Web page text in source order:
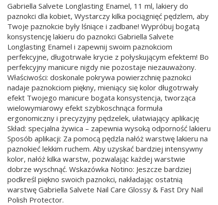
Gabriella Salvete Longlasting Enamel, 11 ml, lakiery do
paznokci dla kobiet, Wystarczy kilka pociągnięć pędzlem, aby
Twoje paznokcie były lśniące i zadbane! Wypróbuj bogatą
konsystencję lakieru do paznokci Gabriella Salvete
Longlasting Enamel i zapewnij swoim paznokciom
perfekcyjne, długotrwałe krycie z połyskującym efektem! Bo
perfekcyjny manicure nigdy nie pozostaje niezauważony.
Właściwości: doskonale pokrywa powierzchnię paznokci
nadaje paznokciom piękny, mieniący się kolor długotrwały
efekt Twojego manicure bogata konsystencja, tworząca
wielowymiarowy efekt szybkoschnąca formuła
ergonomiczny i precyzyjny pędzelek, ułatwiający aplikację
Skład: specjalna żywica – zapewnia wysoką odporność lakieru
Sposób aplikacji: Za pomocą pędzla nałóż warstwę lakieru na
paznokieć lekkim ruchem. Aby uzyskać bardziej intensywny
kolor, nałóż kilka warstw, pozwalając każdej warstwie
dobrze wyschnąć. Wskazówka Notino: Jeszcze bardziej
podkreśl piękno swoich paznokci, nakładając ostatnią
warstwę Gabriella Salvete Nail Care Glossy & Fast Dry Nail
Polish Protector.